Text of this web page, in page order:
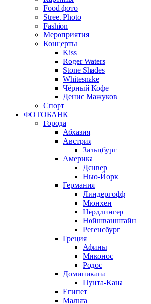
Food фото
Street Photo
Fashion
Мероприятия
Концерты
Kiss
Roger Waters
Stone Shades
Whitesnake
Чёрный Кофе
Денис Мажуков
Спорт
ФОТОБАНК
Города
Абхазия
Австрия
Зальцбург
Америка
Денвер
Нью-Йорк
Германия
Линдергофф
Мюнхен
Нёрдлингер
Нойшванштайн
Регенсбург
Греция
Афины
Миконос
Родос
Доминикана
Пунта-Кана
Египет
Мальта